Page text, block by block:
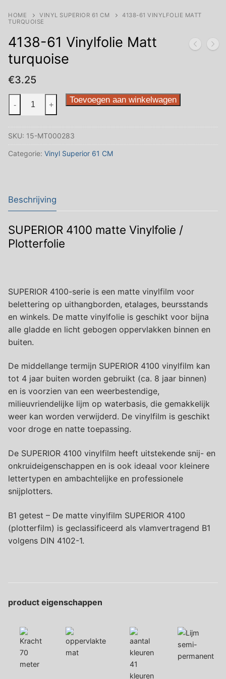
HOME VINYL SUPERIOR 61 CM
4138-61 VINYLFOLIE MATT
TURQUOISE
4138-61 Vinylfolie Matt
turquoise
€3.25
61
Matt
turquoise
- + Toevoegen aan winkelwagen
SKU: 15-MT000283
Categorie: Vinyl Superior 61 CM
Beschrijving
SUPERIOR 4100 matte Vinylfolie /
Plotterfolie
SUPERIOR 4100-serie is een matte vinylfilm voor
belettering op uithangborden, etalages, beursstands
en winkels. De matte vinylfolie is geschikt voor bijna
alle gladde en licht gebogen oppervlakken binnen en
buiten.
De middellange termijn SUPERIOR 4100 vinylfilm kan
tot 4 jaar buiten worden gebruikt (ca. 8 jaar binnen)
en is voorzien van een weerbestendige,
milieuvriendelijke lijm op waterbasis, die gemakkelijk
weer kan worden verwijderd. De vinylfilm is geschikt
voor droge en natte toepassing.
De SUPERIOR 4100 vinylfilm heeft uitstekende snij- en
onkruideigenschappen en is ook ideaal voor kleinere
lettertypen en ambachtelijke en professionele
snijplotters.
B1 getest – De matte vinylfilm SUPERIOR 4100
(plotterfilm) is geclassificeerd als vlamvertragend B1
volgens DIN 4102-1.
product eigenschappen
70
meter
mat
41
kleuren
semi-
permanent